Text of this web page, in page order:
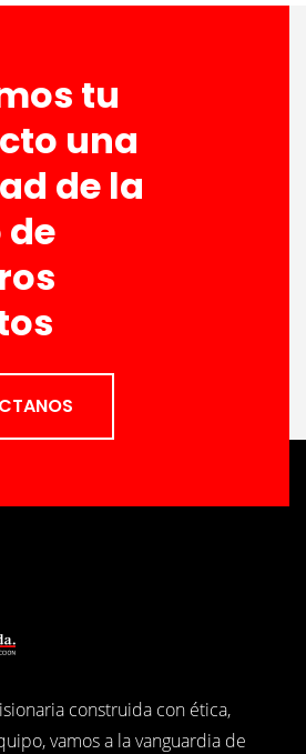
tu
una
de la
construida con ética,
vamos a la vanguardia de